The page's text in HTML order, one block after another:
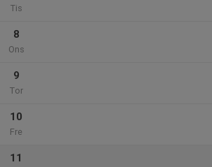
Tis
8
Ons
9
Tor
10
Fre
11